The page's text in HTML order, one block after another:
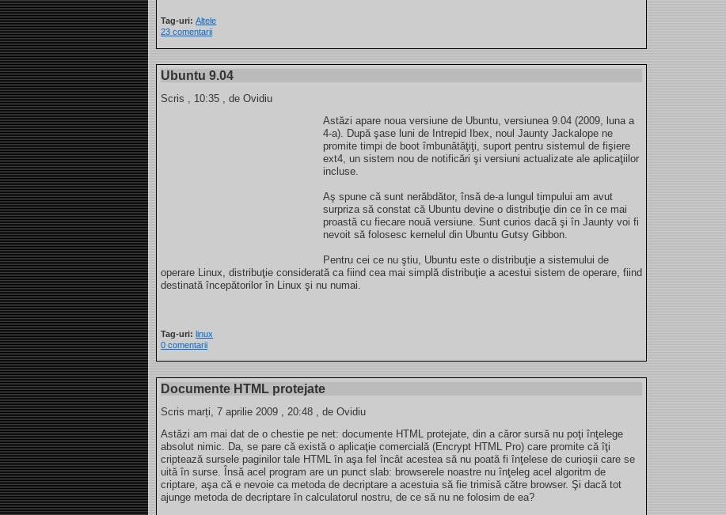
Tag-uri:Altele
23 comentarii
Ubuntu 9.04
Scris , 10:35 , de Ovidiu
Astăzi apare noua versiune de Ubuntu, versiunea 9.04 (2009, luna a
4-a). După şase luni de Intrepid Ibex, noul Jaunty Jackalope ne
promite timpi de boot îmbunătăţiţi, suport pentru sistemul de fişiere
ext4, un sistem nou de notificări şi versiuni actualizate ale aplicaţiilor
incluse.
Aş spune că sunt nerăbdător, însă de-a lungul timpului am avut
surpriza să constat că Ubuntu devine o distribuţie din ce în ce mai
proastă cu fiecare nouă versiune. Sunt curios dacă şi în Jaunty voi fi
nevoit să folosesc kernelul din Ubuntu Gutsy Gibbon.
Pentru cei ce nu ştiu, Ubuntu este o distribuţie a sistemului de
operare Linux, distribuţie considerată ca fiind cea mai simplă distribuţie a acestui sistem de operare, fiind
destinată începătorilor în Linux şi nu numai.
Tag-uri:linux
0 comentarii
Documente HTML protejate
Scris marți, 7 aprilie 2009 , 20:48 , de Ovidiu
Astăzi am mai dat de o chestie pe net: documente HTML protejate, din a căror sursă nu poţi înţelege
absolut nimic. Da, se pare că există o aplicaţie comercială (Encrypt HTML Pro) care promite că îţi
criptează sursele paginilor tale HTML în aşa fel încât acestea să nu poată fi înţelese de curioşii care se
uită în surse. Însă acel program are un punct slab: browserele noastre nu înţeleg acel algoritm de
criptare, aşa că e nevoie ca metoda de decriptare a acestuia să fie trimisă către browser. Şi dacă tot
ajunge metoda de decriptare în calculatorul nostru, de ce să nu ne folosim de ea?